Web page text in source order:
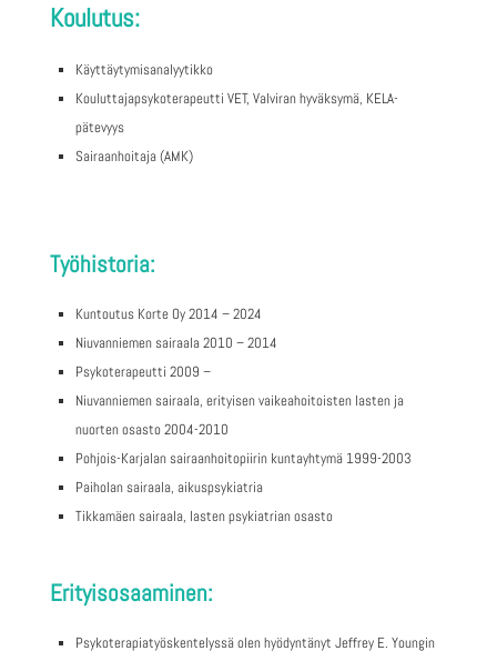
Koulutus:
Käyttäytymisanalyytikko
Kouluttajapsykoterapeutti VET, Valviran hyväksymä, KELA-
pätevyys
Sairaanhoitaja (AMK)
Työhistoria:
Kuntoutus Korte Oy 2014 – 2024
Niuvanniemen sairaala 2010 – 2014
Psykoterapeutti 2009 –
Niuvanniemen sairaala, erityisen vaikeahoitoisten lasten ja
nuorten osasto 2004-2010
Pohjois-Karjalan sairaanhoitopiirin kuntayhtymä 1999-2003
Paiholan sairaala, aikuspsykiatria
Tikkamäen sairaala, lasten psykiatrian osasto
Erityisosaaminen:
Psykoterapiatyöskentelyssä olen hyödyntänyt Jeffrey E. Youngin